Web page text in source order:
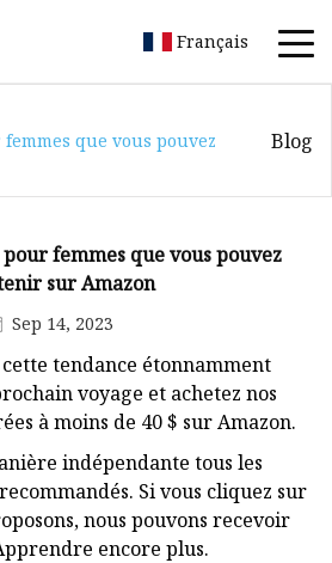
Français
que vous pouvez
Blog
femmes que vous pouvez
sur Amazon
Sep 14, 2023
tendance étonnamment
voyage et achetez nos
à moins de 40 $ sur Amazon.
indépendante tous les
Si vous cliquez sur
nous pouvons recevoir
encore plus.